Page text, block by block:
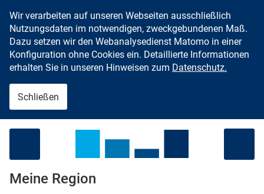
Zum Inhalt springen
Wir verarbeiten auf unseren Webseiten ausschließlich
Nutzungsdaten im notwendigen, zweckgebundenen Maß.
Dazu setzen wir den Webanalysedienst Matomo in einer
Konfiguration ohne Cookies ein. Detaillierte Informationen
erhalten Sie in unseren Hinweisen zum Datenschutz.
Schließen
Meine Region